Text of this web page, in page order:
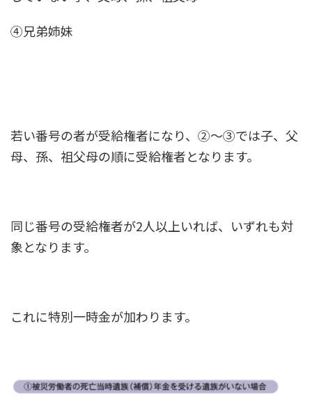
④兄弟姉妹
若い番号の者が受給権者になり、②～③では子、父
母、孫、祖父母の順に受給権者となります。
同じ番号の受給権者が2人以上いれば、いずれも対
象となります。
これに特別一時金が加わります。